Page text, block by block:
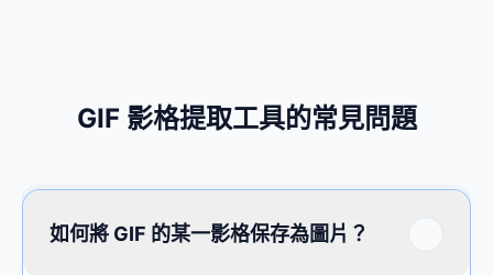
GIF 影格提取工具的常見問題
如何將 GIF 的某一影格保存為圖片？